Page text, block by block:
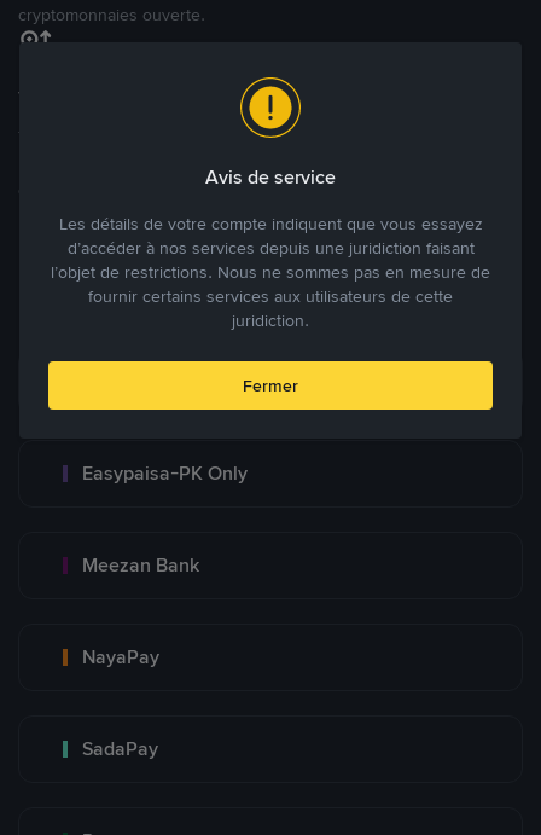
cryptomonnaies ouverte.
Tradez à des prix avantageux pour vous
Tradez des cryptos en étant libres d’acheter et de vendre à votre
des annonces commerciales pour fixer vos propres prix.
Blog P2P Voir plus
Principaux modes de paiement
Easypaisa-PK Only
Meezan Bank
NayaPay
SadaPay
Avis de service
Les détails de votre compte indiquent que vous essayez
d’accéder à nos services depuis une juridiction faisant
l’objet de restrictions. Nous ne sommes pas en mesure de
fournir certains services aux utilisateurs de cette
juridiction.
Fermer